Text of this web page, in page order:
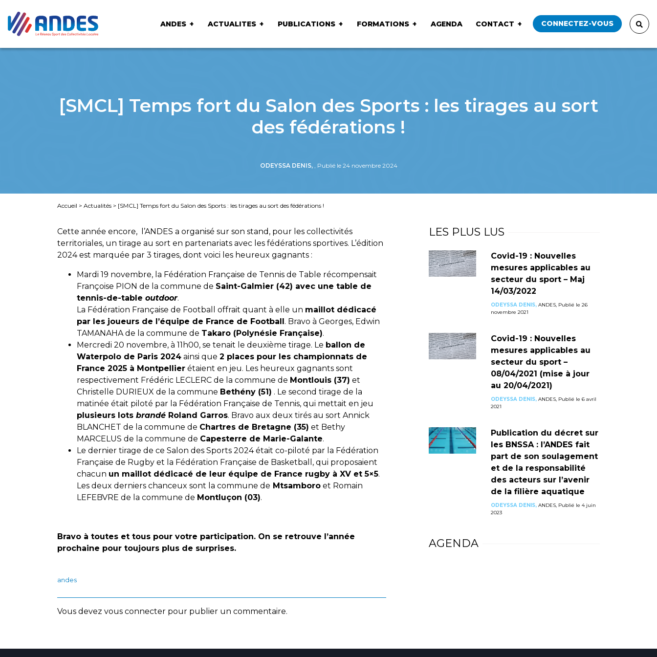
ANDES ACTUALITES PUBLICATIONS FORMATIONS AGENDA CONTACT CONNECTEZ-VOUS
[SMCL] Temps fort du Salon des Sports : les tirages au sort
des fédérations !
ODEYSSA DENIS, , Publié le 24 novembre 2024
Accueil > Actualités > [SMCL] Temps fort du Salon des Sports : les tirages au sort des fédérations !
Cette année encore, l’ANDES a organisé sur son stand, pour les collectivités
territoriales, un tirage au sort en partenariats avec les fédérations sportives. L’édition
2024 est marquée par 3 tirages, dont voici les heureux gagnants :
Mardi 19 novembre, la Fédération Française de Tennis de Table récompensait
Françoise PION de la commune de Saint-Galmier (42) avec une table de
tennis-de-table outdoor.
La Fédération Française de Football offrait quant à elle un maillot dédicacé
par les joueurs de l’équipe de France de Football. Bravo à Georges, Edwin
TAMANAHA de la commune de Takaro (Polynésie Française).
Mercredi 20 novembre, à 11h00, se tenait le deuxième tirage. Le ballon de
Waterpolo de Paris 2024 ainsi que 2 places pour les championnats de
France 2025 à Montpellier étaient en jeu. Les heureux gagnants sont
respectivement Frédéric LECLERC de la commune de Montlouis (37) et
Christelle DURIEUX de la commune Bethény (51) . Le second tirage de la
matinée était piloté par la Fédération Française de Tennis, qui mettait en jeu
plusieurs lots brandé Roland Garros. Bravo aux deux tirés au sort Annick
BLANCHET de la commune de Chartres de Bretagne (35) et Bethy
MARCELUS de la commune de Capesterre de Marie-Galante.
Le dernier tirage de ce Salon des Sports 2024 était co-piloté par la Fédération
Française de Rugby et la Fédération Française de Basketball, qui proposaient
chacun un maillot dédicacé de leur équipe de France rugby à XV et 5×5.
Les deux derniers chanceux sont la commune de Mtsamboro et Romain
LEFEBVRE de la commune de Montluçon (03).
Bravo à toutes et tous pour votre participation. On se retrouve l’année
prochaine pour toujours plus de surprises.
andes
Vous devez vous connecter pour publier un commentaire.
LES PLUS LUS
Covid-19 : Nouvelles
mesures applicables au
secteur du sport – Maj
14/03/2022
ODEYSSA DENIS,ANDES, Publié le 26
novembre 2021
Covid-19 : Nouvelles
mesures applicables au
secteur du sport –
08/04/2021 (mise à jour
au 20/04/2021)
ODEYSSA DENIS,ANDES, Publié le 6 avril
2021
Publication du décret sur
les BNSSA : l’ANDES fait
part de son soulagement
et de la responsabilité
des acteurs sur l’avenir
de la filière aquatique
ODEYSSA DENIS,ANDES, Publié le 4 juin
2023
AGENDA